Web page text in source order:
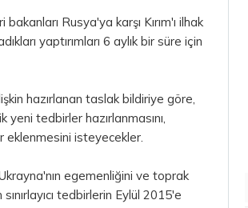
Rusya'ya karşı Kırım'ı ilhak
yaptırımları 6 aylık bir süre için
hazırlanan taslak bildiriye göre,
tedbirler hazırlanmasını,
eklenmesini isteyecekler.
egemenliğini ve toprak
tedbirlerin Eylül 2015'e